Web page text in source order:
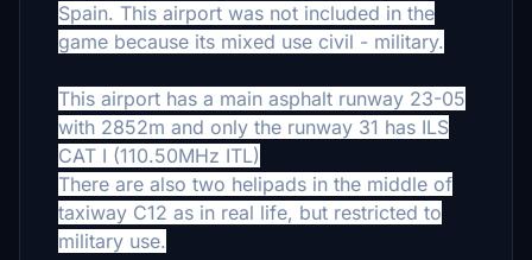
Spain. This airport was not included in the
game because its mixed use civil - military.
This airport has a main asphalt runway 23-05
with 2852m and only the runway 31 has ILS
CAT I (110.50MHz ITL)
There are also two helipads in the middle of
taxiway C12 as in real life, but restricted to
military use.